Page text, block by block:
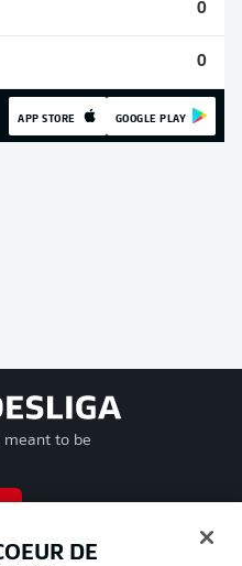
0
0
APP STORE GOOGLE PLAY
meant to be
APP
DE